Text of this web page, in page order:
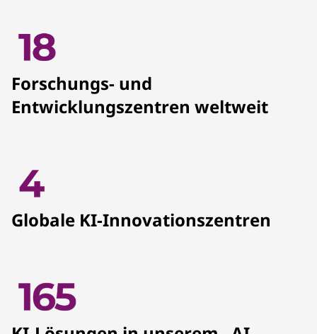
Forschungs- und
Entwicklungszentren weltweit
Globale KI-Innovationszentren